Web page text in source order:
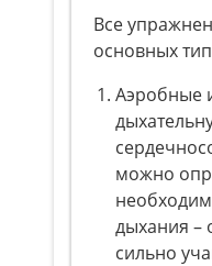
Все
основных
Аэробные
можно
дыхания –
сильно